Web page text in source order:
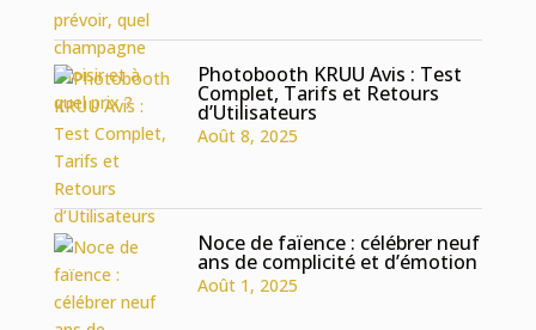
Photobooth KRUU Avis : Test
Complet, Tarifs et Retours
d’Utilisateurs
Août 8, 2025
Noce de faïence : célébrer neuf
ans de complicité et d’émotion
Août 1, 2025